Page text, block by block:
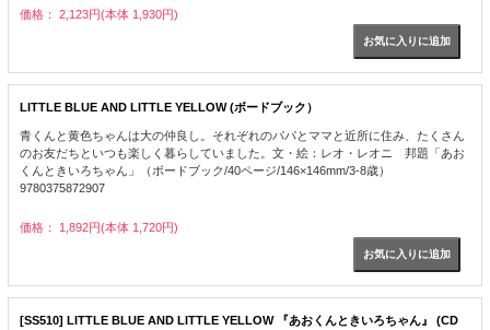
価格： 2,123円(本体 1,930円)
LITTLE BLUE AND LITTLE YELLOW (ボードブック）
青くんと黄色ちゃんは大の仲良し。それぞれのパパとママと近所に住み、たくさん
のお友だちといつも楽しく暮らしていました。文・絵：レオ・レオニ 邦題「あお
くんときいろちゃん」（ボードブック/40ページ/146×146mm/3-8歳）
9780375872907
価格： 1,892円(本体 1,720円)
[SS510] LITTLE BLUE AND LITTLE YELLOW 『あおくんときいろちゃん』 (CD